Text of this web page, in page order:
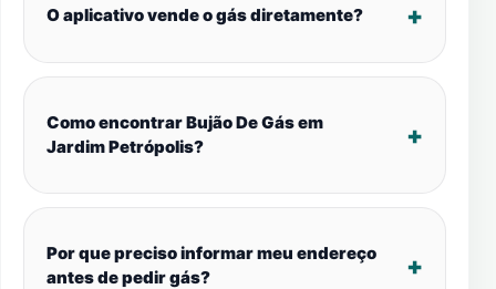
O aplicativo vende o gás diretamente?
Como encontrar Bujão De Gás em
Jardim Petrópolis?
Por que preciso informar meu endereço
antes de pedir gás?